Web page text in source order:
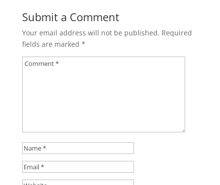
Submit a Comment
Your email address will not be published. Required
fields are marked *